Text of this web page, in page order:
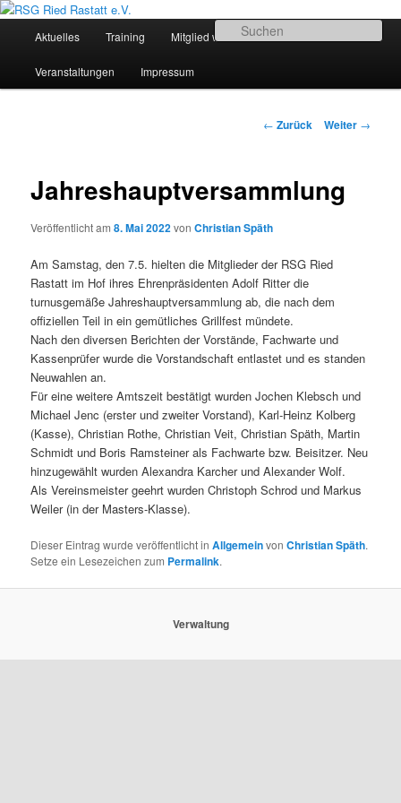
Zum
wechseln
RSG Ried Rastatt e.V.
Sportliches Radfahren in Mittelbaden
Aktuelles Training Mitglied werden Termine
Veranstaltungen Impressum
Beitrags-
← Zurück Weiter →
Jahreshauptversammlung
Veröffentlicht am8. Mai 2022vonChristian Späth
Am Samstag, den 7.5. hielten die Mitglieder der RSG Ried
Rastatt im Hof ihres Ehrenpräsidenten Adolf Ritter die
turnusgemäße Jahreshauptversammlung ab, die nach dem
offiziellen Teil in ein gemütliches Grillfest mündete.
Nach den diversen Berichten der Vorstände, Fachwarte und
Kassenprüfer wurde die Vorstandschaft entlastet und es standen
Neuwahlen an.
Für eine weitere Amtszeit bestätigt wurden Jochen Klebsch und
Michael Jenc (erster und zweiter Vorstand), Karl-Heinz Kolberg
(Kasse), Christian Rothe, Christian Veit, Christian Späth, Martin
Schmidt und Boris Ramsteiner als Fachwarte bzw. Beisitzer. Neu
hinzugewählt wurden Alexandra Karcher und Alexander Wolf.
Als Vereinsmeister geehrt wurden Christoph Schrod und Markus
Weiler (in der Masters-Klasse).
Dieser Eintrag wurde veröffentlicht inAllgemeinvonChristian Späth.
Setze ein Lesezeichen zum Permalink.
Verwaltung